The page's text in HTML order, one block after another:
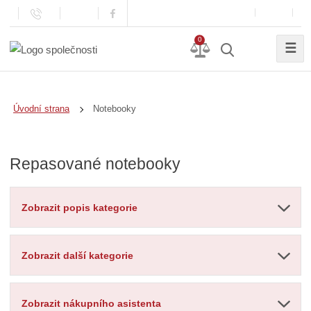
0
☰
Úvodní strana Notebooky
Repasované notebooky
Zobrazit popis kategorie
Zobrazit další kategorie
Zobrazit nákupního asistenta